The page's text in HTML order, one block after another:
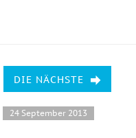
DIE NÄCHSTE
24 September 2013